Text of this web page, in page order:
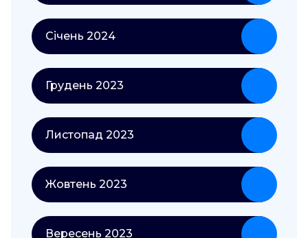
Січень 2024
Грудень 2023
Листопад 2023
Жовтень 2023
Вересень 2023